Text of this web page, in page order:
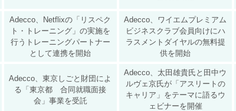
Adecco、Netflixの「リスペク
ト・トレーニング」の実施を
行うトレーニングパートナー
として連携を開始
Adecco、ワイエムプレミアム
ビジネスクラブ会員向けにハ
ラスメントダイヤルの無料提
供を開始
Adecco、東京しごと財団によ
る「東京都 合同就職面接
会」事業を受託
Adecco、太田雄貴氏と田中ウ
ルヴェ京氏が「アスリートの
キャリア」をテーマに語るウ
ェビナーを開催